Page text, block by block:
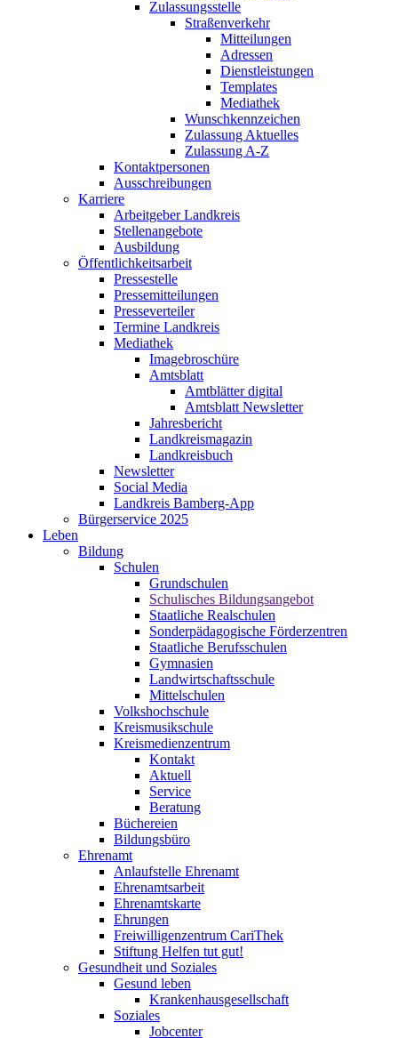
Zulassungsstelle
Straßenverkehr
Mitteilungen
Adressen
Dienstleistungen
Templates
Mediathek
Wunschkennzeichen
Zulassung Aktuelles
Zulassung A-Z
Kontaktpersonen
Ausschreibungen
Karriere
Arbeitgeber Landkreis
Stellenangebote
Ausbildung
Öffentlichkeitsarbeit
Pressestelle
Pressemitteilungen
Presseverteiler
Termine Landkreis
Mediathek
Imagebroschüre
Amtsblatt
Amtblätter digital
Amtsblatt Newsletter
Jahresbericht
Landkreismagazin
Landkreisbuch
Newsletter
Social Media
Landkreis Bamberg-App
Bürgerservice 2025
Leben
Bildung
Schulen
Grundschulen
Schulisches Bildungsangebot
Staatliche Realschulen
Sonderpädagogische Förderzentren
Staatliche Berufsschulen
Gymnasien
Landwirtschaftsschule
Mittelschulen
Volkshochschule
Kreismusikschule
Kreismedienzentrum
Kontakt
Aktuell
Service
Beratung
Büchereien
Bildungsbüro
Ehrenamt
Anlaufstelle Ehrenamt
Ehrenamtsarbeit
Ehrenamtskarte
Ehrungen
Freiwilligenzentrum CariThek
Stiftung Helfen tut gut!
Gesundheit und Soziales
Gesund leben
Krankenhausgesellschaft
Soziales
Jobcenter